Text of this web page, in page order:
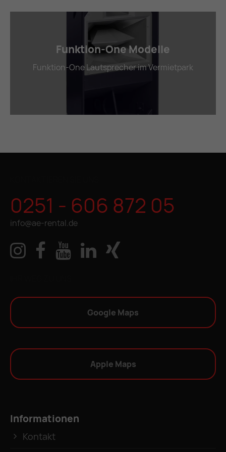
Funktion-One Modelle
Funktion-One Lautsprecher im Vermietpark
0251 - 606 872 05
info@ae-rental.de
Google Maps
Apple Maps
Informationen
Kontakt